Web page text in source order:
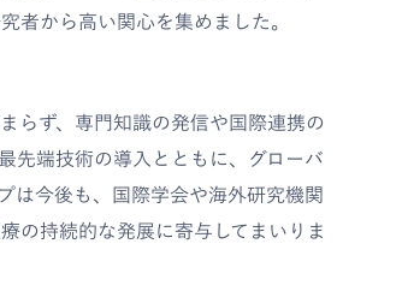
者から高い関心を集めました。
らず、専門知識の発信や国際連携の
先端技術の導入とともに、グローバ
は今後も、国際学会や海外研究機関
の持続的な発展に寄与してまいりま